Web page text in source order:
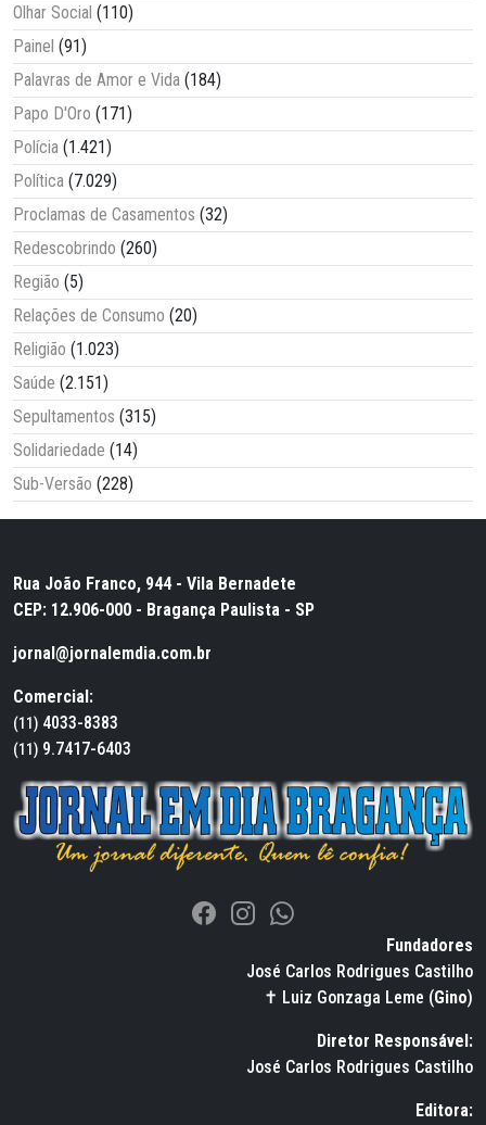
Olhar Social (110)
Painel (91)
Palavras de Amor e Vida (184)
Papo D'Oro (171)
Polícia (1.421)
Política (7.029)
Proclamas de Casamentos (32)
Redescobrindo (260)
Região (5)
Relações de Consumo (20)
Religião (1.023)
Saúde (2.151)
Sepultamentos (315)
Solidariedade (14)
Sub-Versão (228)
Rua João Franco, 944 - Vila Bernadete
CEP: 12.906-000 - Bragança Paulista - SP
jornal@jornalemdia.com.br
Comercial:
(11) 4033-8383
(11) 9.7417-6403
Fundadores
José Carlos Rodrigues Castilho
✝ Luiz Gonzaga Leme (Gino)
Diretor Responsável:
José Carlos Rodrigues Castilho
Editora: